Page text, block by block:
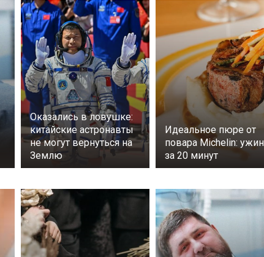
Оказались в ловушке:
китайские астронавты
не могут вернуться на
Землю
Идеальное пюре от
повара Michelin: ужин
за 20 минут